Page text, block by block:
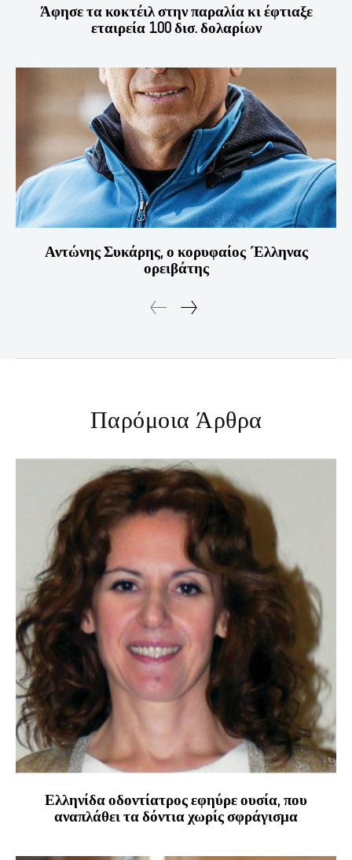
Άφησε τα κοκτέιλ στην παραλία κι έφτιαξε
εταιρεία 100 δισ. δολαρίων
Αντώνης Συκάρης, ο κορυφαίος ΄Ελληνας
ορειβάτης
Παρόμοια Άρθρα
Ελληνίδα οδοντίατρος εφηύρε ουσία, που
αναπλάθει τα δόντια χωρίς σφράγισμα